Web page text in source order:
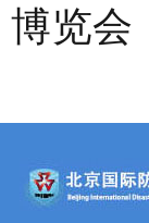
博览会